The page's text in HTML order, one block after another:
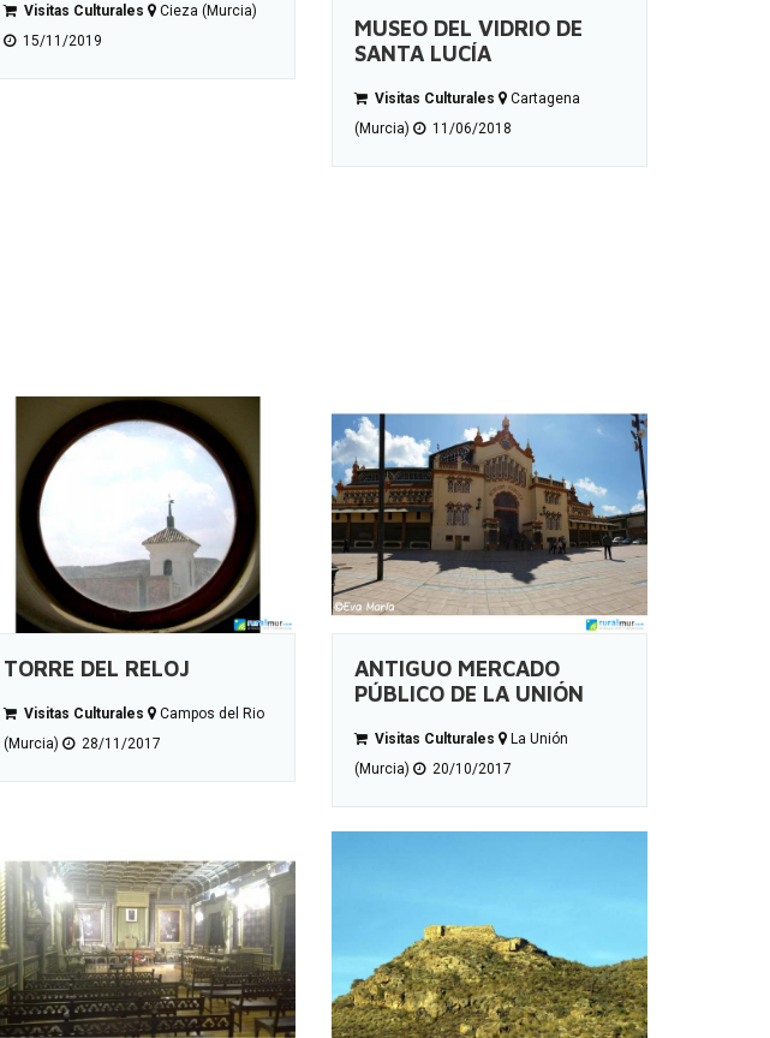
Visitas Culturales
Cieza (Murcia)
15/11/2019
MUSEO DEL VIDRIO DE
SANTA LUCÍA
Visitas Culturales
Cartagena
(Murcia)
11/06/2018
TORRE DEL RELOJ
Visitas Culturales
Campos del Rio
(Murcia)
28/11/2017
ANTIGUO MERCADO
PÚBLICO DE LA UNIÓN
Visitas Culturales
La Unión
(Murcia)
20/10/2017